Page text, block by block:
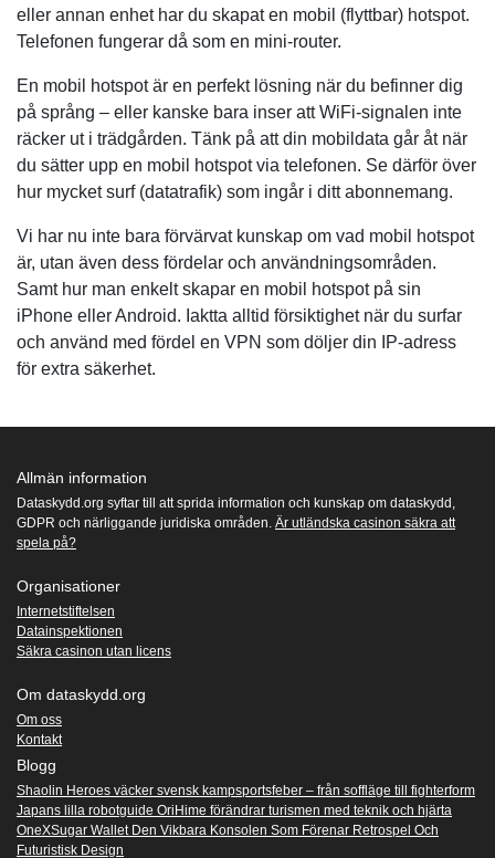
eller annan enhet har du skapat en mobil (flyttbar) hotspot.
Telefonen fungerar då som en mini-router.
En mobil hotspot är en perfekt lösning när du befinner dig
på språng – eller kanske bara inser att WiFi-signalen inte
räcker ut i trädgården. Tänk på att din mobildata går åt när
du sätter upp en mobil hotspot via telefonen. Se därför över
hur mycket surf (datatrafik) som ingår i ditt abonnemang.
Vi har nu inte bara förvärvat kunskap om vad mobil hotspot
är, utan även dess fördelar och användningsområden.
Samt hur man enkelt skapar en mobil hotspot på sin
iPhone eller Android. Iaktta alltid försiktighet när du surfar
och använd med fördel en VPN som döljer din IP-adress
för extra säkerhet.
Allmän information
Dataskydd.org syftar till att sprida information och kunskap om dataskydd,
GDPR och närliggande juridiska områden. Är utländska casinon säkra att
spela på?
Organisationer
Internetstiftelsen
Datainspektionen
Säkra casinon utan licens
Om dataskydd.org
Om oss
Kontakt
Blogg
Shaolin Heroes väcker svensk kampsportsfeber – från soffläge till fighterform
Japans lilla robotguide OriHime förändrar turismen med teknik och hjärta
OneXSugar Wallet Den Vikbara Konsolen Som Förenar Retrospel Och
Futuristisk Design